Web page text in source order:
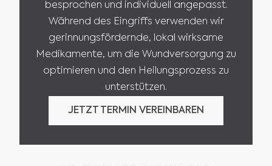
besprochen und individuell angepasst.
Während des Eingriffs verwenden wir
gerinnungsfördernde, lokal wirksame
Medikamente, um die Wundversorgung zu
optimieren und den Heilungsprozess zu
unterstützen.
JETZT TERMIN VEREINBAREN
JETZT TERMIN VEREINBAREN